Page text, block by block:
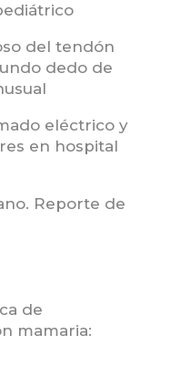
del tendón
dedo de
eléctrico y
en hospital
Reporte de
de
mamaria: